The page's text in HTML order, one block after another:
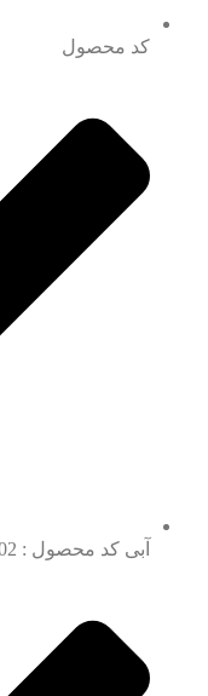
کد محصول
آبی کد محصول : 6202